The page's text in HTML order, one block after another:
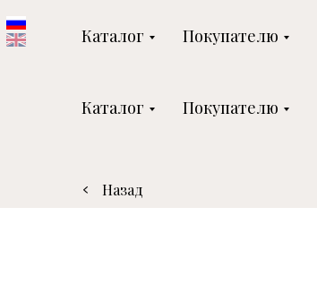
Каталог Покупателю
Каталог Покупателю
Назад